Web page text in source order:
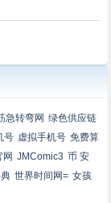
急转弯网 绿色供应链
号 虚拟手机号 免费算
网 JMComic3 币 安
世界时间网= 女孩